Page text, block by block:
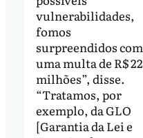
vulnerabilidades,
fomos
surpreendidos com
uma multa de R$ 22
milhões”, disse.
“Tratamos, por
exemplo, da GLO
[Garantia da Lei e